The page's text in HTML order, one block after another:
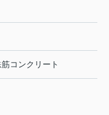
コンクリート